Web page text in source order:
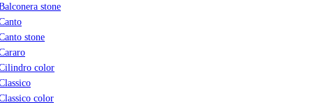
stone
stone
color
color